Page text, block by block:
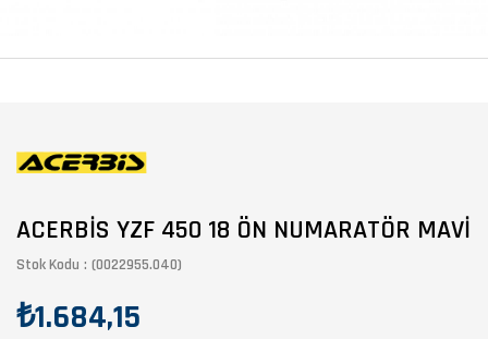
ACERBİS YZF 450 18 ÖN NUMARATÖR MAVİ
Stok Kodu (0022955.040)
₺1.684,15